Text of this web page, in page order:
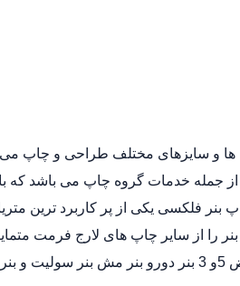
و سایزهای مختلف طراحی و چاپ می
جمله خدمات گروه چاپ می باشد که
فلکسی یکی از پر کاربرد ترین
از سایر چاپ های لارج فرمت
فوریو چاپ بنر ارزان چاپ بنر در خانه در انواع چاپ بنر عرض 5و 3 بنر